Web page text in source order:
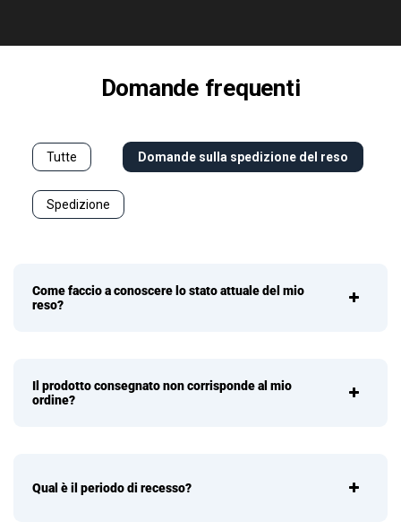
Domande frequenti
Tutte Domande sulla spedizione del reso
Spedizione
Come faccio a conoscere lo stato attuale del mio
reso?
Il prodotto consegnato non corrisponde al mio
ordine?
Qual è il periodo di recesso?